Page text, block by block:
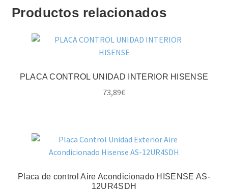
Productos relacionados
PLACA CONTROL UNIDAD INTERIOR HISENSE
73,89€
Placa de control Aire Acondicionado HISENSE AS-
12UR4SDH